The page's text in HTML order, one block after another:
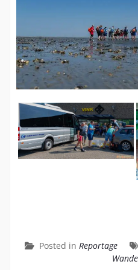
Posted in Reportage